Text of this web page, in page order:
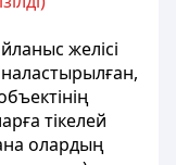
желісі
тікелей
олардың